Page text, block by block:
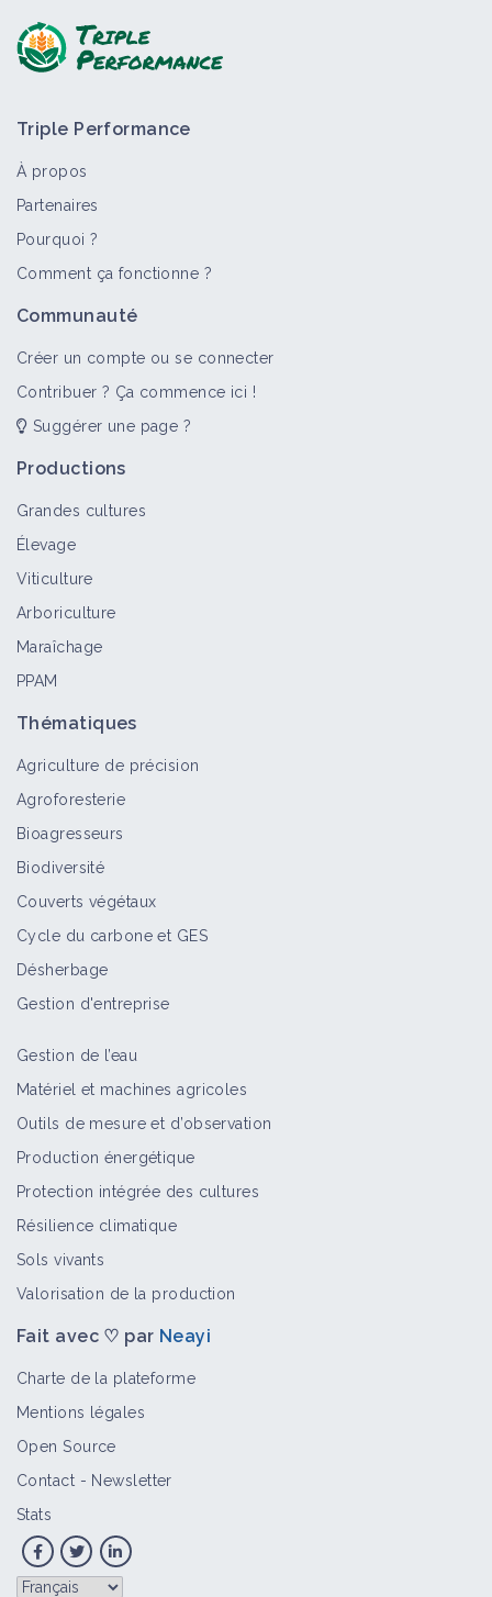
Triple Performance
À propos
Partenaires
Pourquoi ?
Comment ça fonctionne ?
Communauté
Créer un compte ou se connecter
Contribuer ? Ça commence ici !
Suggérer une page ?
Productions
Grandes cultures
Élevage
Viticulture
Arboriculture
Maraîchage
PPAM
Thématiques
Agriculture de précision
Agroforesterie
Bioagresseurs
Biodiversité
Couverts végétaux
Cycle du carbone et GES
Désherbage
Gestion d'entreprise
Gestion de l’eau
Matériel et machines agricoles
Outils de mesure et d’observation
Production énergétique
Protection intégrée des cultures
Résilience climatique
Sols vivants
Valorisation de la production
Fait avec ♡ par Neayi
Charte de la plateforme
Mentions légales
Open Source
Contact - Newsletter
Stats